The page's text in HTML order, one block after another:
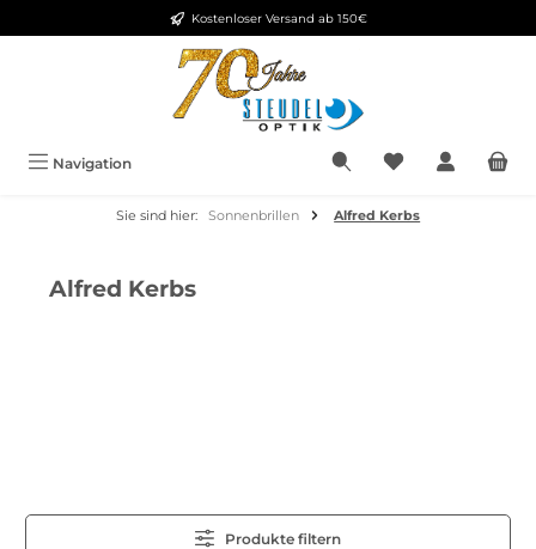
Zum Hauptinhalt springenKostenloser Versand ab 150€
Navigation Du hast 0
Sie sind hier: Sonnenbrillen Alfred Kerbs
Alfred Kerbs
Produkte filtern